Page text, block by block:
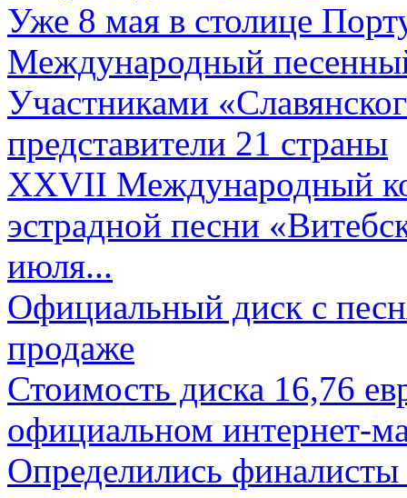
Уже 8 мая в столице
Международный
Участниками
представители 21 страны
XXVII Международный
эстрадной песни
июля...
Официальный диск с
продаже
Стоимость диска 16,76
официальном интернет-
Определились